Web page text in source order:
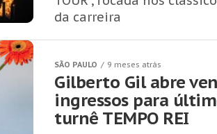
da carreira
SÃO PAULO 9 meses atrás
Gilberto Gil abre
ingressos para
turnê TEMPO REI